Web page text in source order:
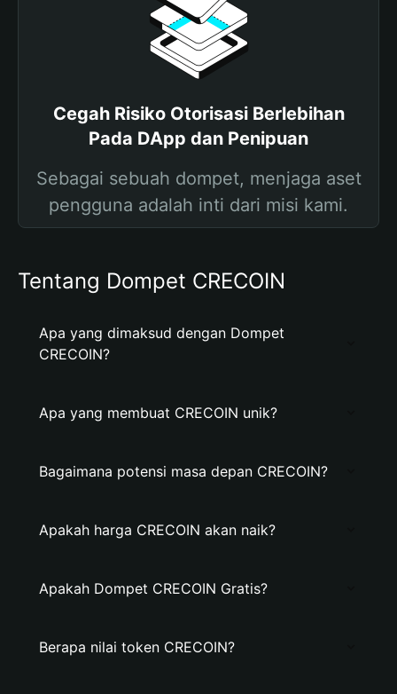
Cegah Risiko Otorisasi Berlebihan
Pada DApp dan Penipuan
Sebagai sebuah dompet, menjaga aset
pengguna adalah inti dari misi kami.
Tentang Dompet CRECOIN
Apa yang dimaksud dengan Dompet
CRECOIN?
Apa yang membuat CRECOIN unik?
Bagaimana potensi masa depan CRECOIN?
Apakah harga CRECOIN akan naik?
Apakah Dompet CRECOIN Gratis?
Berapa nilai token CRECOIN?